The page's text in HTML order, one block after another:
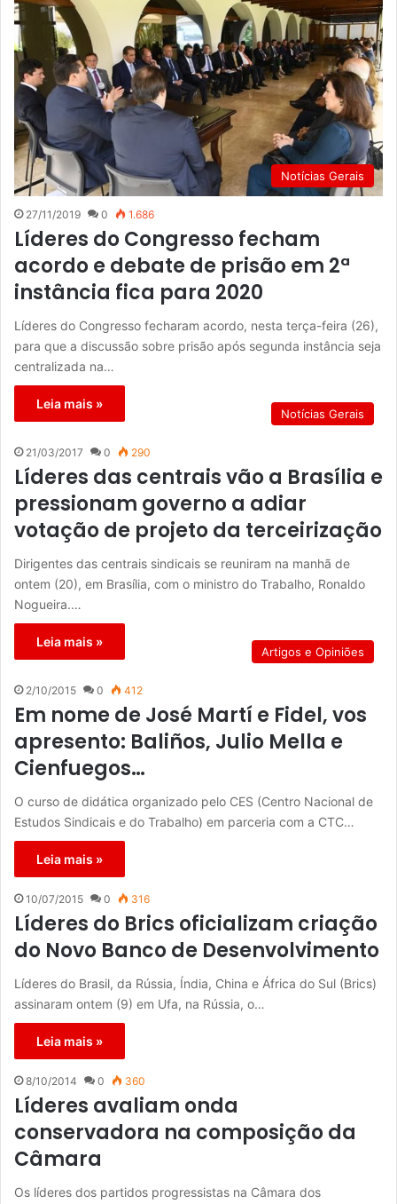
Notícias Gerais
27/11/2019 0 1.686
Líderes do Congresso fecham
acordo e debate de prisão em 2ª
instância fica para 2020
Líderes do Congresso fecharam acordo, nesta terça-feira (26),
para que a discussão sobre prisão após segunda instância seja
centralizada na…
Leia mais »
Notícias Gerais
21/03/2017 0 290
Líderes das centrais vão a Brasília e
pressionam governo a adiar
votação de projeto da terceirização
Dirigentes das centrais sindicais se reuniram na manhã de
ontem (20), em Brasília, com o ministro do Trabalho, Ronaldo
Nogueira.…
Leia mais »
Artigos e Opiniões
2/10/2015 0 412
Em nome de José Martí e Fidel, vos
apresento: Baliños, Julio Mella e
Cienfuegos…
O curso de didática organizado pelo CES (Centro Nacional de
Estudos Sindicais e do Trabalho) em parceria com a CTC…
Leia mais »
10/07/2015 0 316
Líderes do Brics oficializam criação
do Novo Banco de Desenvolvimento
Líderes do Brasil, da Rússia, Índia, China e África do Sul (Brics)
assinaram ontem (9) em Ufa, na Rússia, o…
Leia mais »
8/10/2014 0 360
Líderes avaliam onda
conservadora na composição da
Câmara
Os líderes dos partidos progressistas na Câmara dos